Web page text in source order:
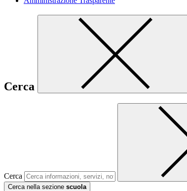
Cerca
Cerca
Cerca nella sezione scuola